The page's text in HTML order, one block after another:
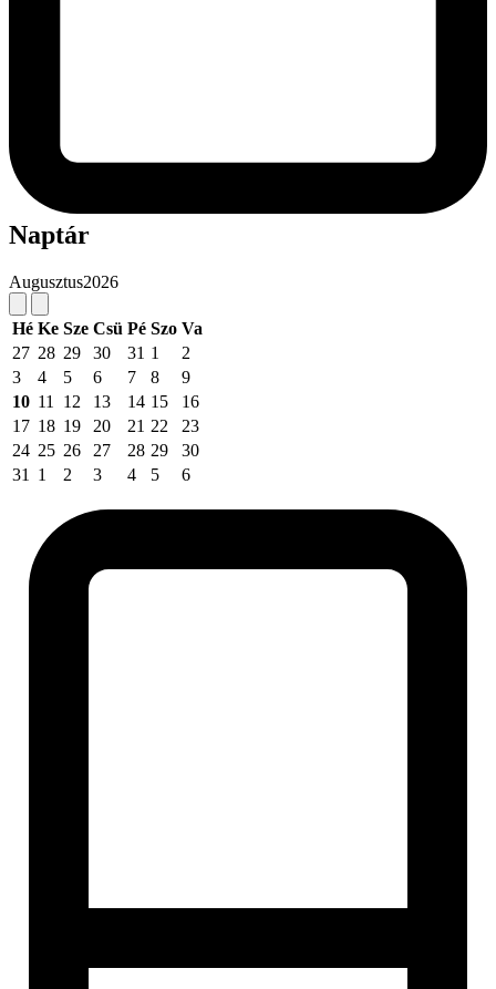
Naptár
Augusztus2026
Hé Ke Sze Csü Pé Szo Va
27 28 29 30 31 1
2
3
4 5 6 7 8
9
10 11 12 13 14 15
16
17 18 19 20 21 22
23
24 25 26 27 28 29
30
31
1 2 3 4 5 6